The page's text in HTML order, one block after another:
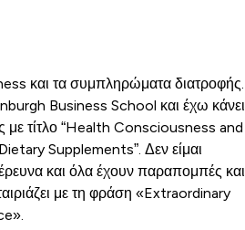
και τα συμπληρώματα διατροφής.
Business School και έχω κάνει
τίτλο “Health Consciousness and
Supplements”. Δεν είμαι
και όλα έχουν παραπομπές και
με τη φράση «Extraordinary